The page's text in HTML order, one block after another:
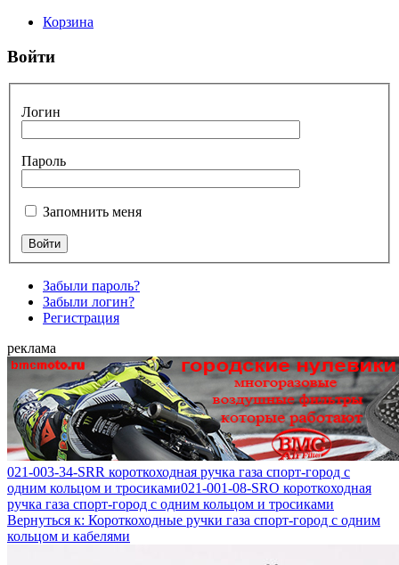
Корзина
Войти
Логин
Пароль
Запомнить меня
Забыли пароль?
Забыли логин?
Регистрация
реклама
021-003-34-SRR короткоходная ручка газа спорт-город с
одним кольцом и тросиками021-001-08-SRO короткоходная
ручка газа спорт-город с одним кольцом и тросиками
Вернуться к: Короткоходные ручки газа спорт-город с одним
кольцом и кабелями